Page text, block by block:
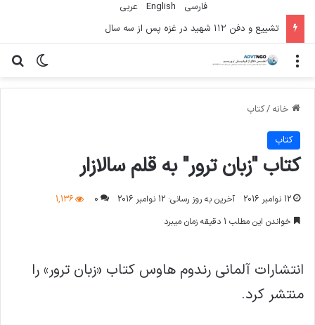
فارسی English
عربي
تشییع و دفن ۱۱۲ شهید در غزه پس از سه سال
تغییر منو
خانه /کتاب
کتاب
کتاب "زبان ترور" به قلم سالازار
12 نوامبر 2016 آخرین به روز رسانی: 12 نوامبر 2016 0
1,136
خواندن این مطلب 1 دقیقه زمان میبرد
انتشارات آلمانی رندوم هاوس کتاب «زبان ترور» را
منتشر کرد.